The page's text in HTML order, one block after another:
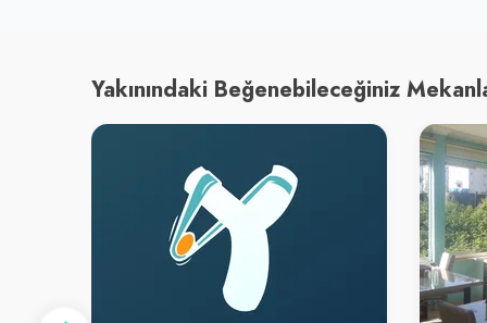
Yakınındaki Beğenebileceğiniz